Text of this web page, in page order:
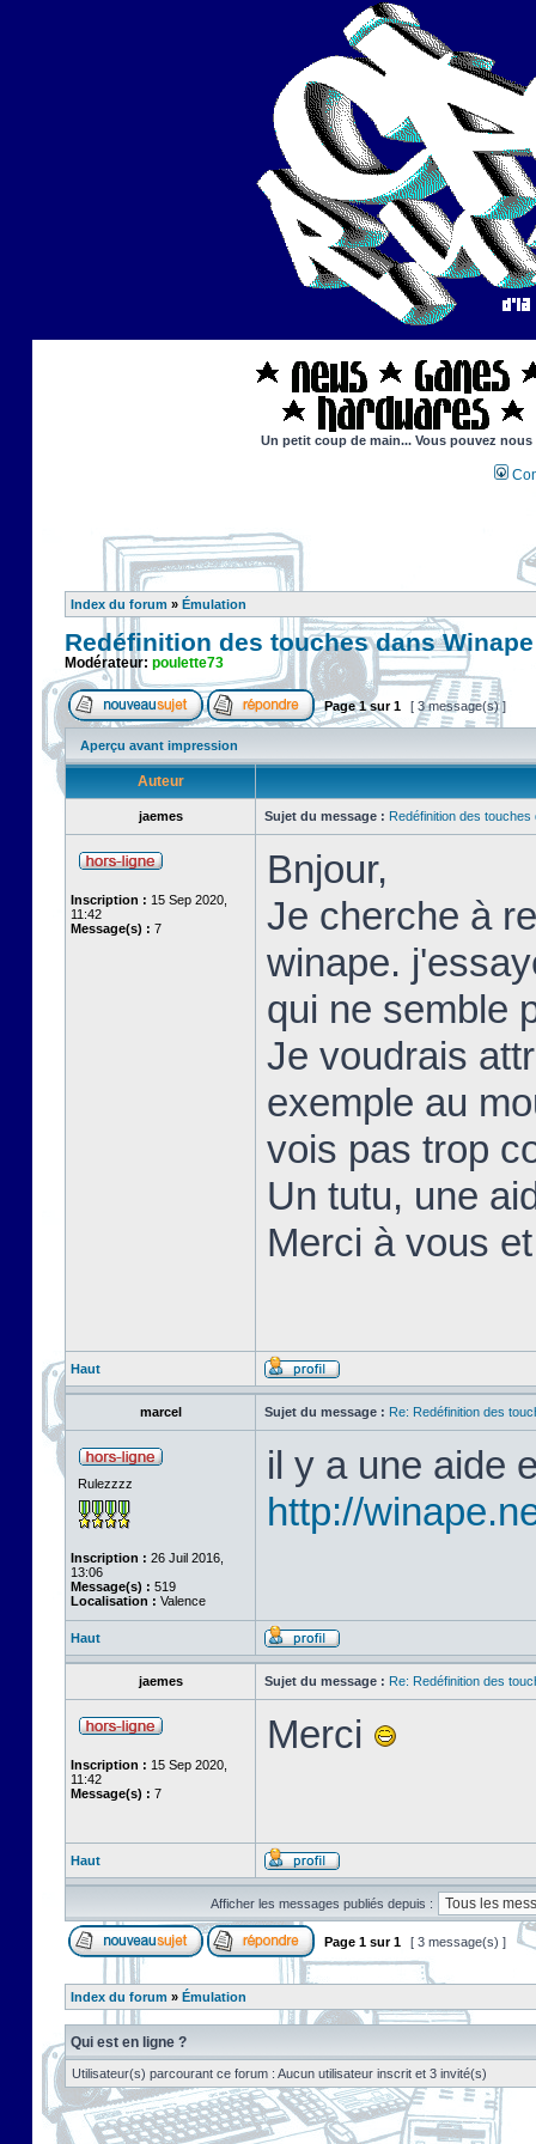
Un petit coup de main... Vous pouvez
Index du forum » Émulation
Redéfinition des touches dans Winape
Modérateur: poulette73
Page1sur1 [ 3 message(s) ]
Aperçu avant impression
Auteur
jaemes Sujet du message : Redéfinition des touches
Inscription : 15 Sep 2020,
11:42
Message(s) : 7
Bnjour,
Je cherche à
winape.
qui ne semble
Je voudrais
exemple au
vois pas trop
Un tutu, une
Merci à vous
Haut
marcel Sujet du message : Re: Redéfinition des
Rulezzzz
Inscription : 26 Juil 2016,
13:06
Message(s) : 519
Localisation : Valence
il y a une aide
http://
Haut
jaemes Sujet du message : Re: Redéfinition des
Inscription : 15 Sep 2020,
11:42
Message(s) : 7
Merci
Haut
Afficher les messages publiés depuis :
Page 1 sur1 [ 3 message(s) ]
Index du forum » Émulation
Qui est en ligne ?
Utilisateur(s) parcourant ce forum : Aucun utilisateur inscrit et 3 invité(s)